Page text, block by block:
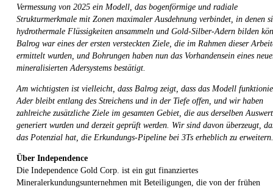
Vermessung von 2025 ein Modell, das bogenförmige und radiale
Strukturmerkmale mit Zonen maximaler Ausdehnung verbindet, in denen
hydrothermale Flüssigkeiten ansammeln und Gold-Silber-Adern bilden
Balrog war eines der ersten versteckten Ziele, die im Rahmen dieser
ermittelt wurden, und Bohrungen haben nun das Vorhandensein eines
mineralisierten Adersystems bestätigt.
Am wichtigsten ist vielleicht, dass Balrog zeigt, dass das Modell
Ader bleibt entlang des Streichens und in der Tiefe offen, und wir haben
zahlreiche zusätzliche Ziele im gesamten Gebiet, die aus derselben
generiert wurden und derzeit geprüft werden. Wir sind davon überzeugt,
das Potenzial hat, die Erkundungs-Pipeline bei 3Ts erheblich zu
Über Independence
Die Independence Gold Corp. ist ein gut finanziertes
Mineralerkundungsunternehmen mit Beteiligungen, die von der frühen